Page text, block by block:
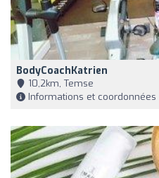
BodyCoachKatrien
10,2km, Temse
Informations et coordonnées